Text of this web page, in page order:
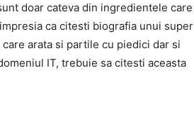
doar cateva din ingredientele care
ca citesti biografia unui super
arata si partile cu piedici dar si
IT, trebuie sa citesti aceasta